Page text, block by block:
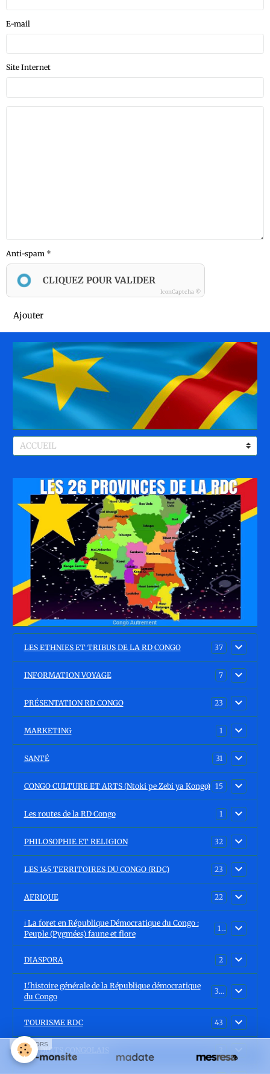
E-mail
Site Internet
Anti-spam
CLIQUEZ POUR VALIDER
IconCaptcha ©
Ajouter
LES ETHNIES ET TRIBUS DE LA RD CONGO 37
INFORMATION VOYAGE 7
PRÉSENTATION RD CONGO 23
MARKETING 1
SANTÉ 31
CONGO CULTURE ET ARTS (Ntoki pe Zebi ya Kongo) 15
Les routes de la RD Congo 1
PHILOSOPHIE ET RELIGION 32
LES 145 TERRITOIRES DU CONGO (RDC) 23
AFRIQUE 22
ℹ️ La foret en République Démocratique du Congo :
Peuple (Pygmées) faune et flore
15
DIASPORA 2
L'histoire générale de la République démocratique
du Congo
30
TOURISME RDC 43
PRODUITS CONGOLAIS
SPONSORS